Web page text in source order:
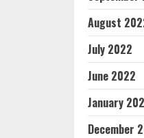
August
July 2022
June 2022
January
December